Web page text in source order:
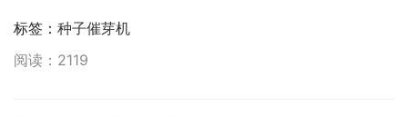
标签： 种子催芽机
阅读：2119